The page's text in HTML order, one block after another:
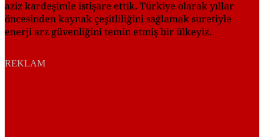
aziz kardeşimle istişare ettik. Türkiye olarak yıllar
öncesinden kaynak çeşitliliğini sağlamak suretiyle
enerji arz güvenliğini temin etmiş bir ülkeyiz.
REKLAM